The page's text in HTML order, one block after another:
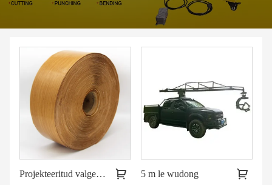
Projekteeritud valge tammega kaetud spoonijoon 5 m le wudong